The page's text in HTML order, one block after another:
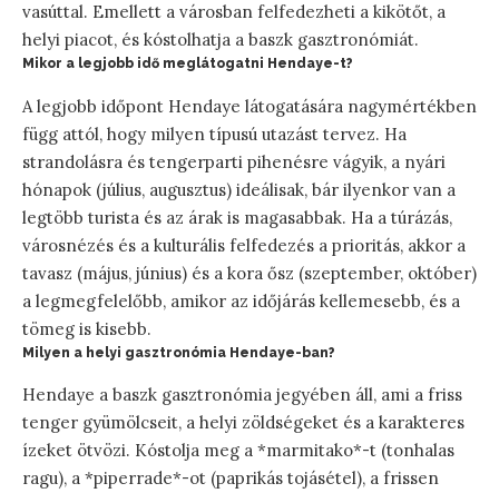
vasúttal. Emellett a városban felfedezheti a kikötőt, a
helyi piacot, és kóstolhatja a baszk gasztronómiát.
Mikor a legjobb idő meglátogatni Hendaye-t?
A legjobb időpont Hendaye látogatására nagymértékben
függ attól, hogy milyen típusú utazást tervez. Ha
strandolásra és tengerparti pihenésre vágyik, a nyári
hónapok (július, augusztus) ideálisak, bár ilyenkor van a
legtöbb turista és az árak is magasabbak. Ha a túrázás,
városnézés és a kulturális felfedezés a prioritás, akkor a
tavasz (május, június) és a kora ősz (szeptember, október)
a legmegfelelőbb, amikor az időjárás kellemesebb, és a
tömeg is kisebb.
Milyen a helyi gasztronómia Hendaye-ban?
Hendaye a baszk gasztronómia jegyében áll, ami a friss
tenger gyümölcseit, a helyi zöldségeket és a karakteres
ízeket ötvözi. Kóstolja meg a *marmitako*-t (tonhalas
ragu), a *piperrade*-ot (paprikás tojásétel), a frissen